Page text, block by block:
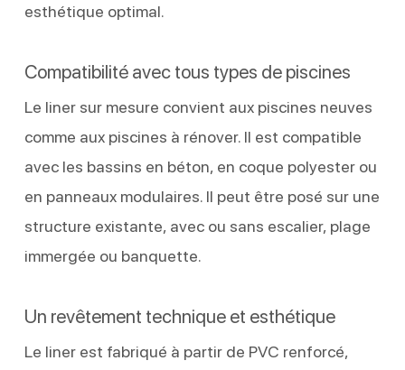
esthétique optimal.
Compatibilité avec tous types de piscines
Le liner sur mesure convient aux piscines neuves
comme aux piscines à rénover. Il est compatible
avec les bassins en béton, en coque polyester ou
en panneaux modulaires. Il peut être posé sur une
structure existante, avec ou sans escalier, plage
immergée ou banquette.
Un revêtement technique et esthétique
Le liner est fabriqué à partir de PVC renforcé,